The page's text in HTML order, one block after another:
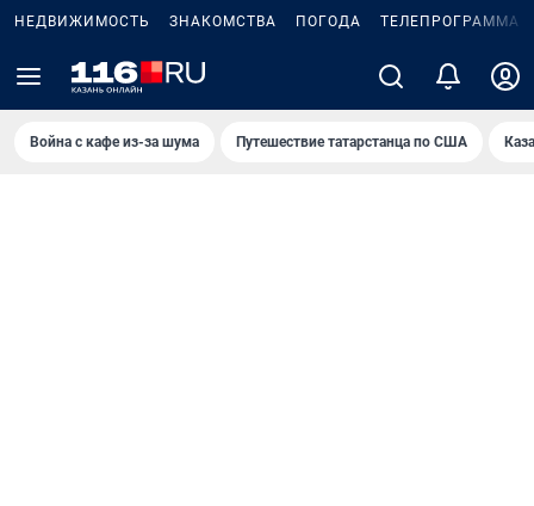
НЕДВИЖИМОСТЬ ЗНАКОМСТВА ПОГОДА ТЕЛЕПРОГРАММА
Война с кафе из-за шума Путешествие татарстанца по США